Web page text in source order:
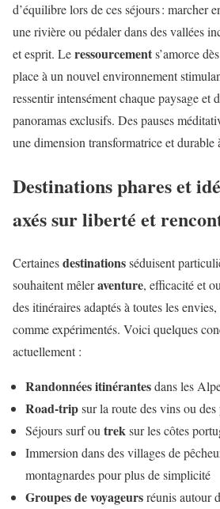
d’équilibre lors de ces séjours : marcher
une rivière ou pédaler dans des vallées
et esprit. Leressourcements’amorce
place à un nouvel environnement
ressentir intensément chaque paysage et
panoramas exclusifs. Des pauses
une dimension transformatrice et durable
Destinations phares et
axés sur liberté et
Certainesdestinationsséduisent
souhaitent mêleraventure, efficacité et
des itinéraires adaptés à toutes les
comme expérimentés. Voici quelques
actuellement :
Randonnées itinérantesdans les
Road-tripsur la route des vins ou
Séjours surf ou treksur les côtes
Immersion dans des villages de
montagnardes pour plus de simplicité
Groupes de voyageursréunis autour